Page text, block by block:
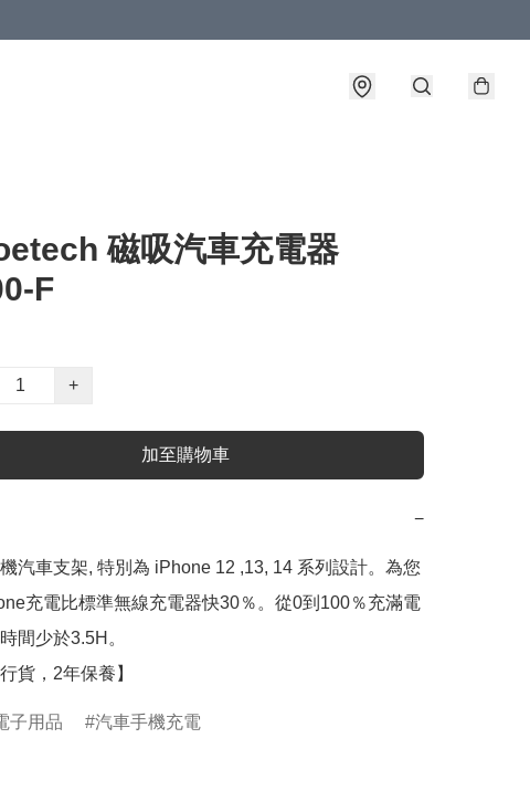
磁吸汽車充電器
F
+
加至購物車
−
汽車支架, 特別為 iPhone 12 ,13, 14 系列設計。為您
充電比標準無線充電器快30％。從0到100％充滿電
間少於3.5H。
行貨，2年保養】
子用品 汽車手機充電